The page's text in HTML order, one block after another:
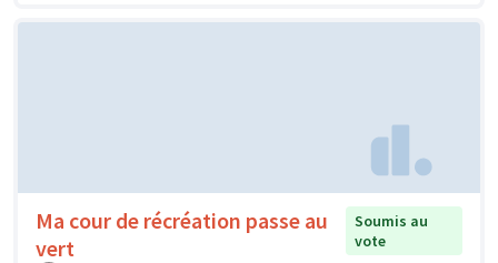
Ma cour de récréation passe au
vert
Soumis au
vote